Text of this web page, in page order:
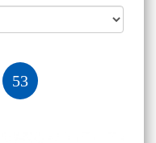
54